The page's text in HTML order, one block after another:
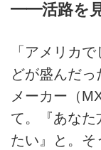
━━活路を見
「アメリカ
どが盛んだ
メーカー（
て。『あなた
たい』と。そ